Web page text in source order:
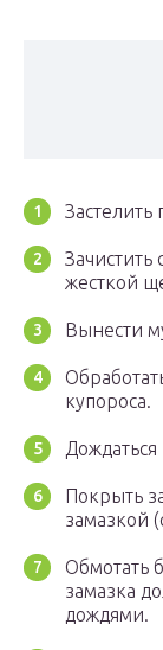
жесткой
Вынести
купороса.
Покрыть
замазкой
Обмотать
замазка
дождями.